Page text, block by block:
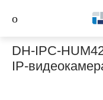
DH-IPC-
IP-